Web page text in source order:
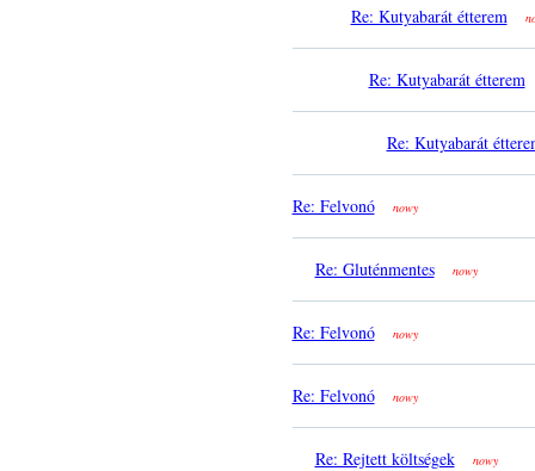
Re: Kutyabarát étterem
Re: Kutyabarát étterem
Re: Kutyabarát
Re: Felvonó nowy
Re: Gluténmentes nowy
Re: Felvonó nowy
Re: Felvonó nowy
Re: Rejtett költségek nowy